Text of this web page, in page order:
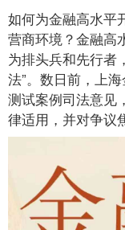
如何为金融高水平
营商环境？金融高
为排头兵和先行者
法”。数日前，上
测试案例司法意见
律适用，并对争议